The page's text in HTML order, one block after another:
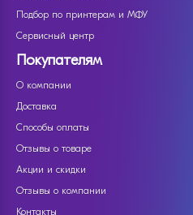
Подбор по принтерам и МФУ
Сервисный центр
Покупателям
О компании
Доставка
Способы оплаты
Отзывы о товаре
Акции и скидки
Отзывы о компании
Контакты